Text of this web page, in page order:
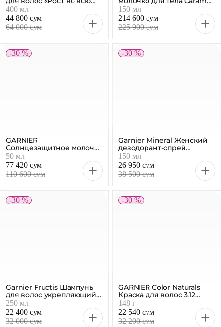
силу», 400 мл
400 мл
44 800 сум
64 000 сум
Popcorn, 150 мл
150 мл
214 600 сум
225 900 сум
-30 %
GARNIER
Солнцезащитное молочко
AMBRE SOLAIRE SPF30, 50
мл
50 мл
77 420 сум
110 600 сум
-30 %
Garnier Mineral Женский
дезодорант-спрей
Активный контроль 48ч,
150 мл
150 мл
26 950 сум
38 500 сум
-30 %
Garnier Fructis Шампунь
для волос укрепляющий
«Кокосовый баланс», 250
мл
250 мл
22 400 сум
32 000 сум
-30 %
GARNIER Color Naturals
Краска для волос 3.12
темный шатен, 148 г
148 г
22 540 сум
32 200 сум